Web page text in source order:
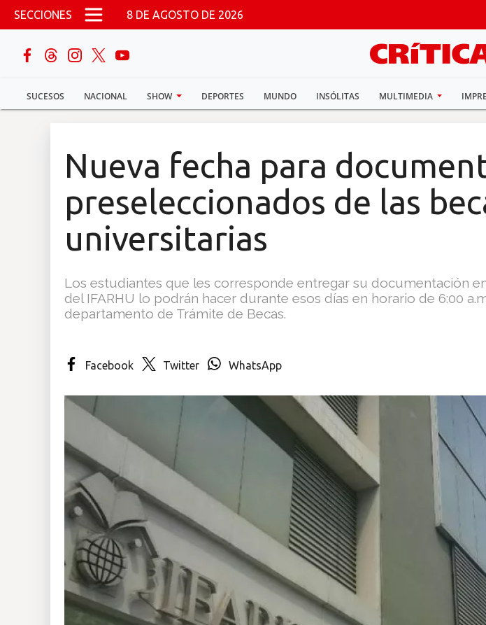
Pasar al contenido principal
SECCIONES 8 DE AGOSTO DE 2026
SUCESOS NACIONAL SHOW DEPORTES MUNDO INSÓLITAS MULTIMEDIA
buscar
Sucesos
Nueva fecha para
preseleccionados de las
universitarias
Los estudiantes que les corresponde entregar su documentación
del IFARHU lo podrán hacer durante esos días en horario de 6:00
departamento de Trámite de Becas.
Facebook Twitter WhatsApp